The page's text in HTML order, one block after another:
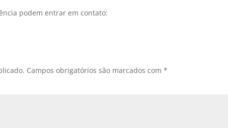
podem entrar em contato:
Campos obrigatórios são marcados com*